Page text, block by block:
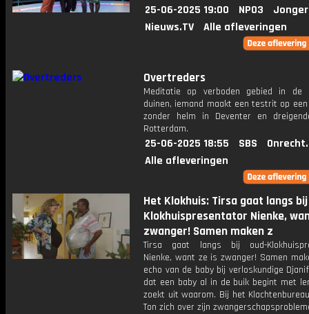
25-06-2025 19:00 NPO3
Nieuws.TV
Alle afleveringen
Overtreders
Meditatie op verboden gebied in de
duinen, iemand maakt een testrit op
zonder helm in Deventer en
Rotterdam.
25-06-2025 18:55 SBS
Alle afleveringen
Het Klokhuis: Tirsa gaat langs
Klokhuispresentator Nienke,
zwanger! Samen maken z
Tirsa gaat langs bij oud-
Nienke, want ze is zwanger! Samen
echo van de baby bij verloskundige
dat een baby al in de buik begint met
zoekt uit waarom. Bij het
Ton zich over zijn